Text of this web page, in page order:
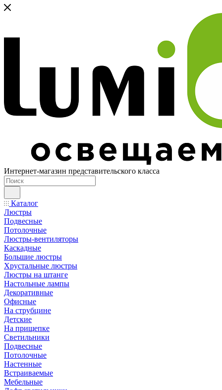
Интернет-магазин представительского класса
Каталог
Люстры
Подвесные
Потолочные
Люстры-вентиляторы
Каскадные
Большие люстры
Хрустальные люстры
Люстры на штанге
Настольные лампы
Декоративные
Офисные
На струбцине
Детские
На прищепке
Светильники
Подвесные
Потолочные
Настенные
Встраиваемые
Мебельные